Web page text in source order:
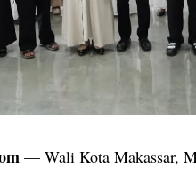
— Wali Kota Makassar,